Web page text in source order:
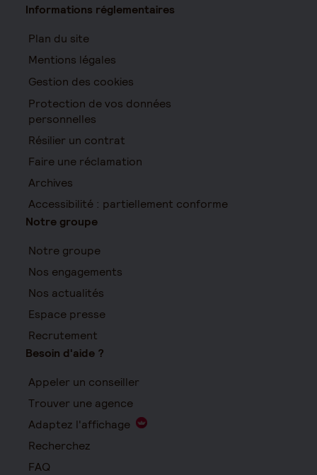
Informations réglementaires
Plan du site
Mentions légales
Gestion des cookies
Protection de vos données
personnelles
Résilier un contrat
Faire une réclamation
Archives
Accessibilité : partiellement conforme
Notre groupe
Notre groupe
Nos engagements
Nos actualités
Espace presse
Recrutement
Besoin d'aide ?
Appeler un conseiller
Trouver une agence
Adaptez l'affichage
Recherchez
FAQ